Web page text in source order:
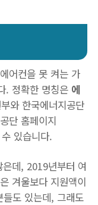
어컨을 못 켜는 가
. 정확한 명칭은 에
와 한국에너지공단
단 홈페이지
있습니다.
데, 2019년부터 여
겨울보다 지원액이
도 있는데, 그래도